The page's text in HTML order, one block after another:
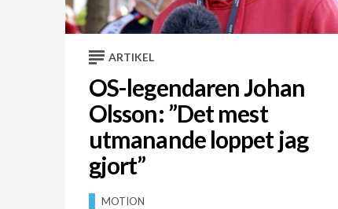
ARTIKEL
OS-legendaren Johan
Olsson: ”Det mest
utmanande loppet jag
gjort”
MOTION